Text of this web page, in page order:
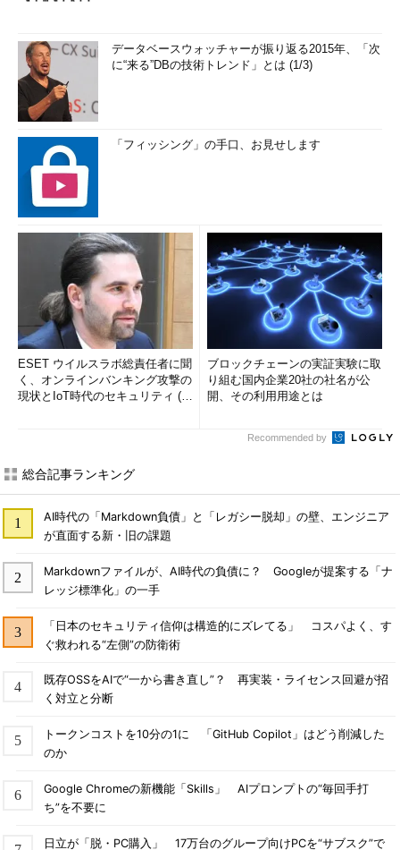
データベースウォッチャーが振り返る2015年、「次
に“来る”DBの技術トレンド」とは (1/3)
「フィッシング」の手口、お見せします
ESET ウイルスラボ総責任者に聞
く、オンラインバンキング攻撃の
現状とIoT時代のセキュリティ (1/
ブロックチェーンの実証実験に取
り組む国内企業20社の社名が公
開、その利用用途とは
Recommended by
総合記事ランキング
AI時代の「Markdown負債」と「レガシー脱却」の壁、エンジニア
が直面する新・旧の課題
Markdownファイルが、AI時代の負債に？ Googleが提案する「ナ
レッジ標準化」の一手
「日本のセキュリティ信仰は構造的にズレてる」 コスパよく、す
ぐ救われる“左側”の防衛術
既存OSSをAIで“一から書き直し”？ 再実装・ライセンス回避が招
く対立と分断
トークンコストを10分の1に 「GitHub Copilot」はどう削減した
のか
Google Chromeの新機能「Skills」 AIプロンプトの“毎回手打
ち”を不要に
日立が「脱・PC購入」 17万台のグループ向けPCを“サブスク”で